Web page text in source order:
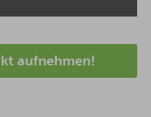
aufnehmen!